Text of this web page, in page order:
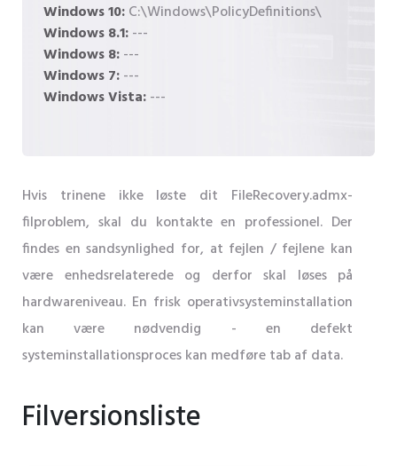
Windows 10:C:\Windows\PolicyDefinitions\
Windows 8.1:---
Windows 8:---
Windows 7:---
Windows Vista:---
Hvis trinene ikke løste dit FileRecovery.admx-
filproblem, skal du kontakte en professionel. Der
findes en sandsynlighed for, at fejlen / fejlene kan
være enhedsrelaterede og derfor skal løses på
hardwareniveau. En frisk operativsysteminstallation
kan være nødvendig - en defekt
systeminstallationsproces kan medføre tab af data.
Filversionsliste